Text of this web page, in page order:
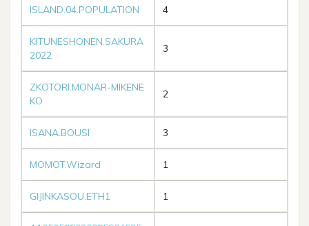
ISLAND.04.POPULATION 4
KITUNESHONEN.SAKURA
2022
3
ZKOTORI.MONAR-MIKENE
KO
2
ISANA.BOUSI 3
MOMOT.Wizard 1
GIJINKASOU.ETH1 1